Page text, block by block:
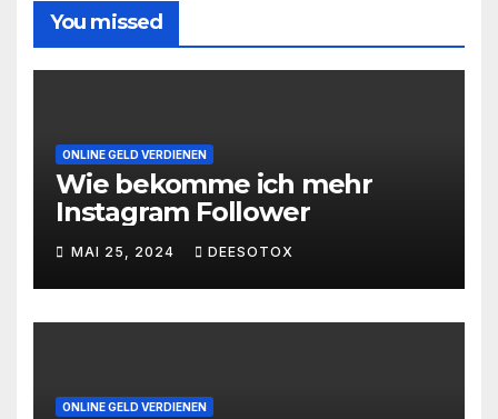
You missed
ONLINE GELD VERDIENEN
Wie bekomme ich mehr
Instagram Follower
MAI 25, 2024 DEESOTOX
ONLINE GELD VERDIENEN